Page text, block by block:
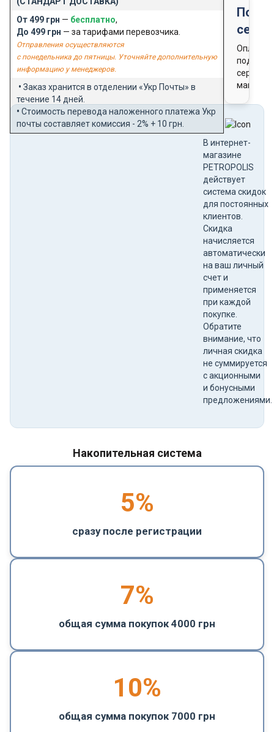
От 499 грн — бесплатно,
До 499 грн — за тарифами перевозчика.
Отправления осуществляются
с понедельника до пятницы. Уточняйте дополнительную
информацию у менеджеров.
• Заказ хранится в отделении «Укр Почты» в
течение 14 дней.
• Стоимость перевода наложенного платежа Укр
почты составляет комиссия - 2% + 10 грн.
Оплата
В интернет-
магазине
PETROPOLIS
действует
система скидок
для постоянных
клиентов.
Скидка
начисляется
автоматически
на ваш личный
счет и
применяется
при каждой
покупке.
Обратите
внимание, что
личная скидка
не суммируется
с акционными
и бонусными
предложениями.
Накопительная система
5%
сразу после регистрации
7%
общая сумма покупок 4000 грн
10%
общая сумма покупок 7000 грн